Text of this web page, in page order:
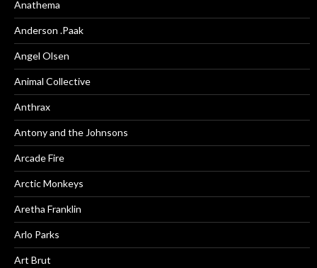
Anathema
Anderson .Paak
Angel Olsen
Animal Collective
Anthrax
Antony and the Johnsons
Arcade Fire
Arctic Monkeys
Aretha Franklin
Arlo Parks
Art Brut